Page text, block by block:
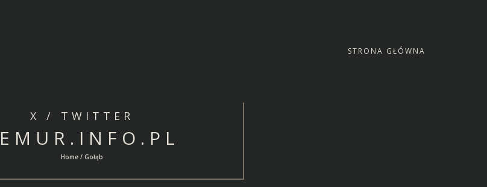
STRONA GŁÓWNA
X / TWITTER
Home / Gołąb